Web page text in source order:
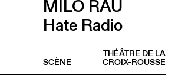
MILO RAU
Hate Radio
THÉÂTRE DE LA
CROIX-ROUSSE
SCÈNE